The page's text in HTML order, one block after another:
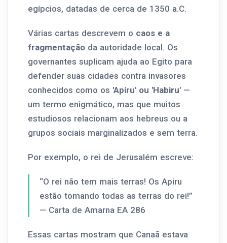
egípcios, datadas de cerca de 1350 a.C.
Várias cartas descrevem o caos e a
fragmentação da autoridade local. Os
governantes suplicam ajuda ao Egito para
defender suas cidades contra invasores
conhecidos como os 'Apiru' ou 'Habiru' —
um termo enigmático, mas que muitos
estudiosos relacionam aos hebreus ou a
grupos sociais marginalizados e sem terra.
Por exemplo, o rei de Jerusalém escreve:
“O rei não tem mais terras! Os Apiru
estão tomando todas as terras do rei!”
— Carta de Amarna EA 286
Essas cartas mostram que Canaã estava